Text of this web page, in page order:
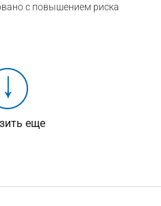
с повышением риска
еще